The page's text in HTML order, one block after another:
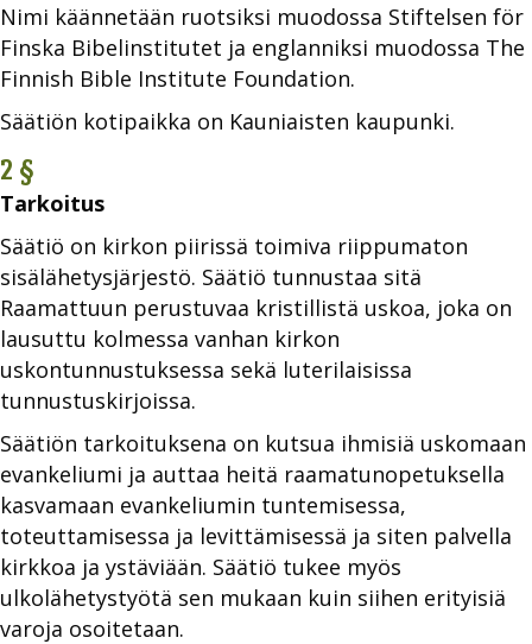
Nimi käännetään ruotsiksi muodossa Stiftelsen för
Finska Bibelinstitutet ja englanniksi muodossa The
Finnish Bible Institute Foundation.
Säätiön kotipaikka on Kauniaisten kaupunki.
2 §
Tarkoitus
Säätiö on kirkon piirissä toimiva riippumaton
sisälähetysjärjestö. Säätiö tunnustaa sitä
Raamattuun perustuvaa kristillistä uskoa, joka on
lausuttu kolmessa vanhan kirkon
uskontunnustuksessa sekä luterilaisissa
tunnustuskirjoissa.
Säätiön tarkoituksena on kutsua ihmisiä uskomaan
evankeliumi ja auttaa heitä raamatunopetuksella
kasvamaan evankeliumin tuntemisessa,
toteuttamisessa ja levittämisessä ja siten palvella
kirkkoa ja ystäviään. Säätiö tukee myös
ulkolähetystyötä sen mukaan kuin siihen erityisiä
varoja osoitetaan.